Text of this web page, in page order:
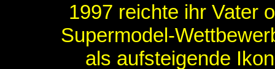
1997 reichte ihr Vater
Supermodel-
als aufsteigende